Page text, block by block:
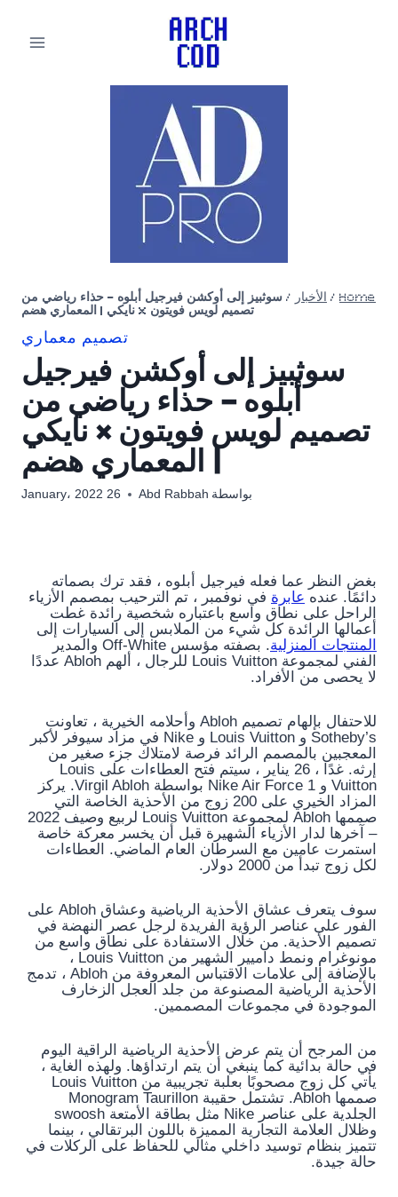
Home
/ الأخبار / سوثبيز إلى أوكشن فيرجيل أبلوه – حذاء رياضي من
تصميم لويس فويتون × نايكي | المعماري هضم
تصميم معماري
سوثبيز إلى أوكشن فيرجيل
أبلوه – حذاء رياضي من
تصميم لويس فويتون × نايكي
| المعماري هضم
بواسطة Abd Rabbah 26 January، 2022
بغض النظر عما فعله فيرجيل أبلوه ، فقد ترك بصماته
دائمًا. عنده عابرة في نوفمبر ، تم الترحيب بمصمم الأزياء
الراحل على نطاق واسع باعتباره شخصية رائدة غطت
أعمالها الرائدة كل شيء من الملابس إلى السيارات إلى
المنتجات المنزلية
. بصفته مؤسس Off-White والمدير
الفني لمجموعة Louis Vuitton للرجال ، ألهم Abloh عددًا
لا يحصى من الأفراد.
للاحتفال بإلهام تصميم Abloh وأحلامه الخيرية ، تعاونت
Sotheby’s و Louis Vuitton و Nike في مزاد سيوفر لأكبر
المعجبين بالمصمم الرائد فرصة لامتلاك جزء صغير من
إرثه. غدًا ، 26 يناير ، سيتم فتح العطاءات على Louis
Vuitton و Nike Air Force 1 بواسطة Virgil Abloh. يركز
المزاد الخيري على 200 زوج من الأحذية الخاصة التي
صممها Abloh لمجموعة Louis Vuitton لربيع وصيف 2022
– آخرها لدار الأزياء الشهيرة قبل أن يخسر معركة خاصة
استمرت عامين مع السرطان العام الماضي. العطاءات
لكل زوج تبدأ من 2000 دولار.
سوف يتعرف عشاق الأحذية الرياضية وعشاق Abloh على
الفور على عناصر الرؤية الفريدة لرجل عصر النهضة في
تصميم الأحذية. من خلال الاستفادة على نطاق واسع من
مونوغرام ونمط داميير الشهير من Louis Vuitton ،
بالإضافة إلى علامات الاقتباس المعروفة من Abloh ، تدمج
الأحذية الرياضية المصنوعة من جلد العجل الزخارف
الموجودة في مجموعات المصممين.
من المرجح أن يتم عرض الأحذية الرياضية الراقية اليوم
في حالة بدائية كما ينبغي أن يتم ارتداؤها. ولهذه الغاية ،
يأتي كل زوج مصحوبًا بعلبة تجريبية من Louis Vuitton
صممها Abloh. تشتمل حقيبة Monogram Taurillon
الجلدية على عناصر Nike مثل بطاقة الأمتعة swoosh
وظلال العلامة التجارية المميزة باللون البرتقالي ، بينما
تتميز بنظام توسيد داخلي مثالي للحفاظ على الركلات في
حالة جيدة.